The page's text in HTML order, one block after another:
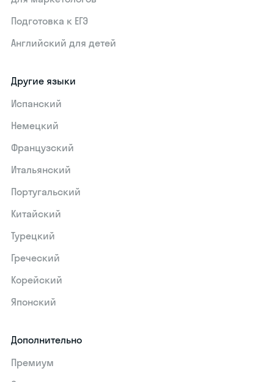
Подготовка к ЕГЭ
Английский для детей
Другие языки
Испанский
Немецкий
Французский
Итальянский
Португальский
Китайский
Турецкий
Греческий
Корейский
Японский
Дополнительно
Премиум